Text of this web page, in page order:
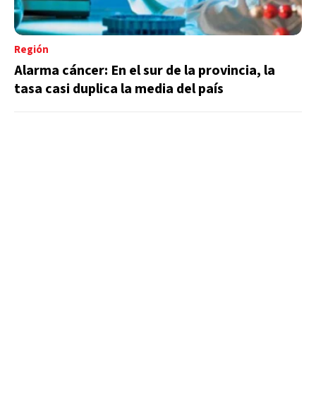
Región
Alarma cáncer: En el sur de la provincia, la
tasa casi duplica la media del país